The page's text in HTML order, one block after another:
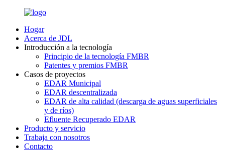
Hogar
Acerca de JDL
Introducción a la tecnología
Principio de la tecnología FMBR
Patentes y premios FMBR
Casos de proyectos
EDAR Municipal
EDAR descentralizada
EDAR de alta calidad (descarga de aguas superficiales
y de ríos)
Efluente Recuperado EDAR
Producto y servicio
Trabaja con nosotros
Contacto